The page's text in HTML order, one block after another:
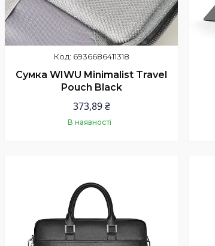
6936686411318
Сумка WIWU Minimalist Travel
Pouch Black
373,89 ₴
В наявності